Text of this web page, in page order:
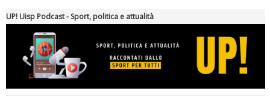
UP! Uisp Podcast - Sport, politica e attualità